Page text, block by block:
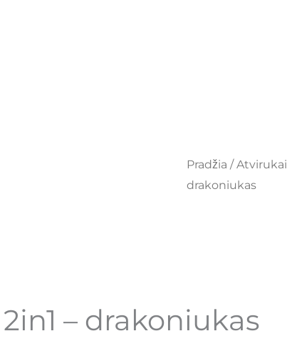
Pradžia /Atvirukai
drakoniukas
– drakoniukas